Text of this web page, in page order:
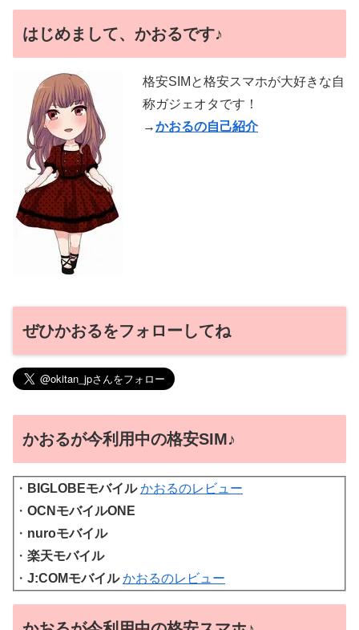
はじめまして、かおるです♪
格安SIMと格安スマホが大好きな自
称ガジェオタです！
→かおるの自己紹介
ぜひかおるをフォローしてね
かおるが今利用中の格安SIM♪
・ BIGLOBEモバイル かおるのレビュー
・ OCNモバイルONE
・ nuroモバイル
・ 楽天モバイル
・ J:COMモバイル かおるのレビュー